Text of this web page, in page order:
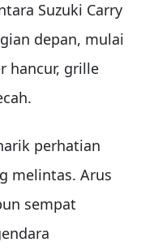
Suzuki Carry
depan, mulai
hancur, grille
perhatian
melintas. Arus
sempat